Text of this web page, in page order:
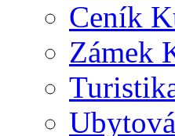
Ceník
Zámek